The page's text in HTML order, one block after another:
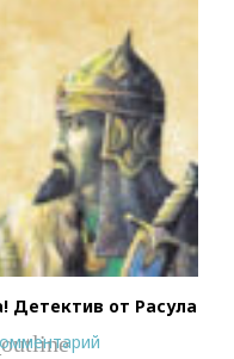
Детектив от Расула